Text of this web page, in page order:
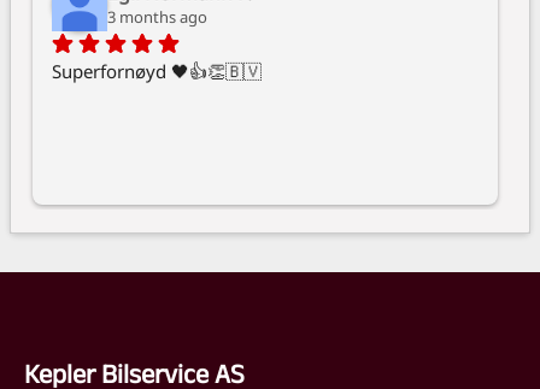
3 months ago
Superfornøyd 🖤👍👏🇧🇻
Kepler Bilservice AS